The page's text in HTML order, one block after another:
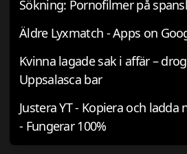
Sökning: Pornofilmer på
Äldre Lyxmatch - Apps on
Kvinna lagade sak i affär –
Uppsalasca bar
Justera YT - Kopiera och ladda
- Fungerar 100%